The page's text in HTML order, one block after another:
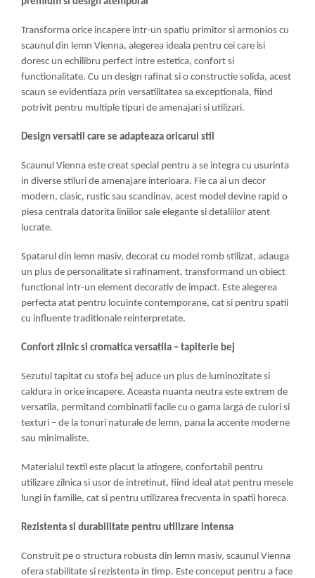
Scaune gradinita
Set mese si scaune gradinita
Mobilier copii
Mobila camera copii
Scaune birou pentru copii
Saltele patuturi copii
Masa si scaune gradinita
Seturi comode living si dormitor
Transforma orice incapere intr-un spatiu primitor si armonios cu
scaunul din lemn Vienna, alegerea ideala pentru cei care isi
doresc un echilibru perfect intre estetica, confort si
functionalitate. Cu un design rafinat si o constructie solida, acest
scaun se evidentiaza prin versatilitatea sa exceptionala, fiind
potrivit pentru multiple tipuri de amenajari si utilizari.
Design versatil care se adapteaza oricarui stil
Scaunul Vienna este creat special pentru a se integra cu usurinta
in diverse stiluri de amenajare interioara. Fie ca ai un decor
modern, clasic, rustic sau scandinav, acest model devine rapid o
piesa centrala datorita liniilor sale elegante si detaliilor atent
lucrate.
Spatarul din lemn masiv, decorat cu model romb stilizat, adauga
un plus de personalitate si rafinament, transformand un obiect
functional intr-un element decorativ de impact. Este alegerea
perfecta atat pentru locuinte contemporane, cat si pentru spatii
cu influente traditionale reinterpretate.
Confort zilnic si cromatica versatila – tapiterie bej
Sezutul tapitat cu stofa bej aduce un plus de luminozitate si
caldura in orice incapere. Aceasta nuanta neutra este extrem de
versatila, permitand combinatii facile cu o gama larga de culori si
texturi – de la tonuri naturale de lemn, pana la accente moderne
sau minimaliste.
Materialul textil este placut la atingere, confortabil pentru
utilizare zilnica si usor de intretinut, fiind ideal atat pentru mesele
lungi in familie, cat si pentru utilizarea frecventa in spatii horeca.
Rezistenta si durabilitate pentru utilizare intensa
Construit pe o structura robusta din lemn masiv, scaunul Vienna
ofera stabilitate si rezistenta in timp. Este conceput pentru a face